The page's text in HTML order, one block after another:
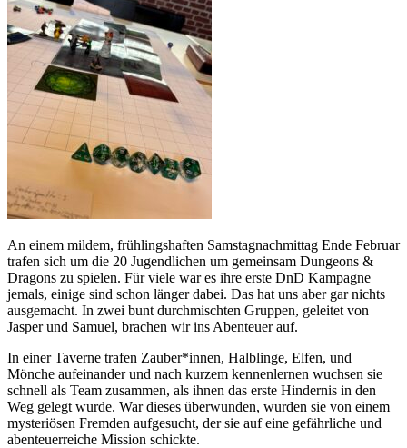
An einem mildem, frühlingshaften Samstagnachmittag Ende Februar
trafen sich um die 20 Jugendlichen um gemeinsam Dungeons &
Dragons zu spielen. Für viele war es ihre erste DnD Kampagne
jemals, einige sind schon länger dabei. Das hat uns aber gar nichts
ausgemacht. In zwei bunt durchmischten Gruppen, geleitet von
Jasper und Samuel, brachen wir ins Abenteuer auf.
In einer Taverne trafen Zauber*innen, Halblinge, Elfen, und
Mönche aufeinander und nach kurzem kennenlernen wuchsen sie
schnell als Team zusammen, als ihnen das erste Hindernis in den
Weg gelegt wurde. War dieses überwunden, wurden sie von einem
mysteriösen Fremden aufgesucht, der sie auf eine gefährliche und
abenteuerreiche Mission schickte.